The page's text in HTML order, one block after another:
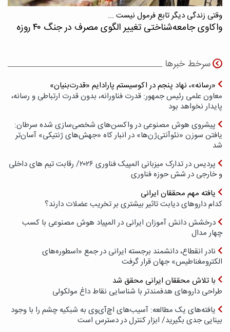
وقتی زندگی دیگر تابع فرمول نیست ...
واکاوی جامعه‌شناختی تغییر الگوی مصرف در جنگ ۴۰ روزه
سرخط خبرها
«رسانه»، نهاد پنجم در اکوسیستم پارادایم «قدرت‌بنیان»
معاون علمی رئیس جمهور: قدرت فناورانه، بدون قدرت ارتباطی و رسانه،
پایدار نخواهد بود
پیشروی هوش مصنوعی در واکسن‌های شخصی‌سازی شده سرطان:
یافتن سوزن «نئوآنتی‌ژن‌ها» در انبار کاه «جهش‌های ژنتیکی» آسان‌تر
شد
پردیس در تدارک میزبانی المپیک فناوری ۲۰۲۶/ رقابت تیم های داخلی
و خارجی در شش حوزه فناوری
یافته مهم محققان ایرانی
کدام داروهای دیابت تاثیر بیشتری بر تخریب عضلات دارند؟
درخشش دانش آموزان ایرانی در المپیاد هوش مصنوعی با کسب
چهار مدال
نادر انقطاع، دانشمند برجسته ایرانی در جمع «اسطوره‌های
الکترومغناطیس» جهان قرار گرفت
با تلاش محققان ایرانی محقق شد
طراحی داروهای هدفمندتر با شناسایی نقاط داغ مولکولی
یافته‌های یک مطالعه: آسیب‌های اچ‌آی‌وی به شبکیه چشم را با وجود
بینایی جدی بگیرید/ ابزار کنترل در دسترس است